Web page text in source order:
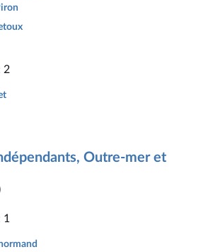
2
Outre-mer et
1